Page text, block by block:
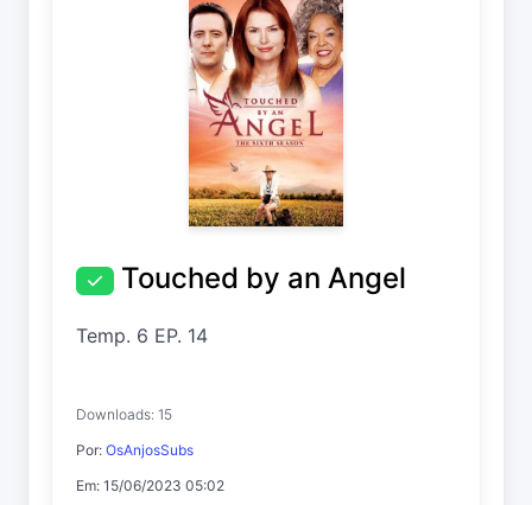
Touched by an Angel
Temp. 6 EP. 14
Downloads: 15
Por: OsAnjosSubs
Em: 15/06/2023 05:02